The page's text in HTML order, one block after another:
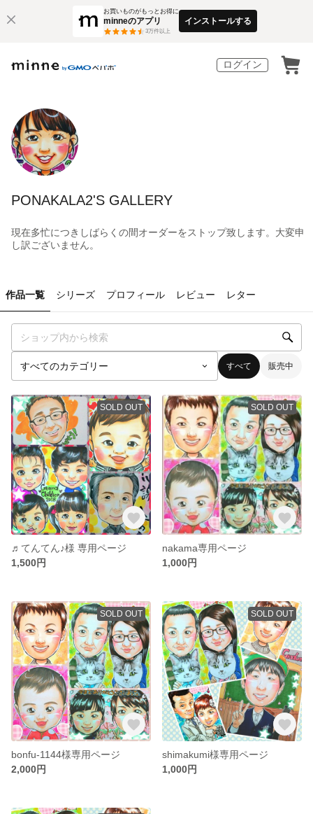
お買いものがもっとお得に
minneのアプリ
3万件以上
インストールする
ログイン
PONAKALA2'S GALLERY
現在多忙につきしばらくの間オーダーをストップ致します。大変申
し訳ございません。
作品一覧 シリーズ プロフィール レビュー レター
すべて 販売中
SOLD OUT
♬︎てんてん♪様 専用ページ
1,500円
SOLD OUT
nakama専用ページ
1,000円
SOLD OUT
bonfu-1144様専用ページ
2,000円
SOLD OUT
shimakumi様専用ページ
1,000円